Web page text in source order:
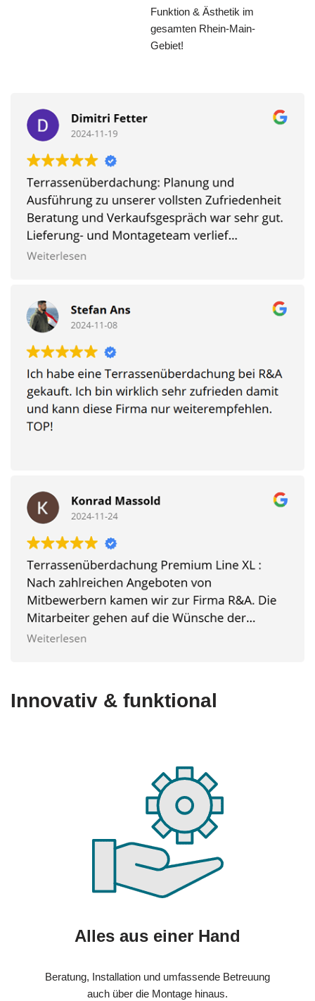
Funktion & Ästhetik im
gesamten Rhein-Main-
Gebiet!
Innovativ & funktional
Alles aus einer Hand
Beratung, Installation und umfassende Betreuung
auch über die Montage hinaus.